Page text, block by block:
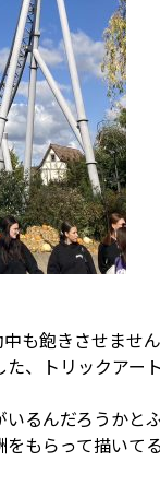
も飽きさせませ
、トリックアー
るんだろうかと
もらって描いて